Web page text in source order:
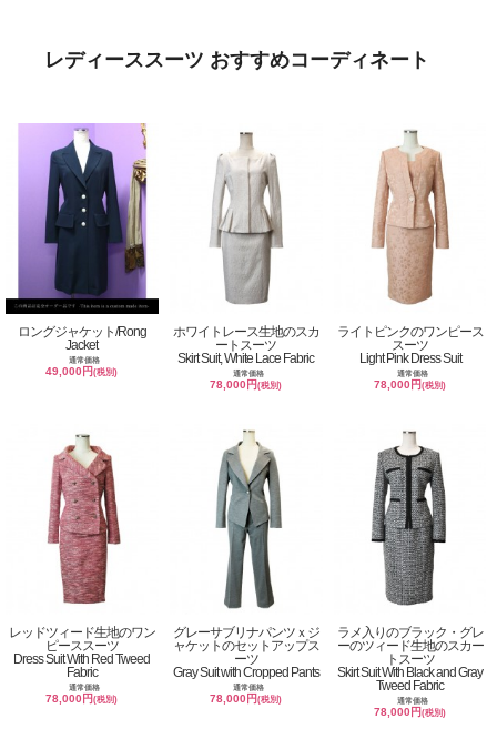
レディーススーツ おすすめコーディネート
ロングジャケット/Rong
Jacket
通常価格
49,000円(税別)
ホワイトレース生地のスカ
ートスーツ
Skirt Suit, White Lace Fabric
通常価格
78,000円(税別)
ライトピンクのワンピース
スーツ
Light Pink Dress Suit
通常価格
78,000円(税別)
レッドツィード生地のワン
ピーススーツ
Dress Suit With Red Tweed
Fabric
通常価格
78,000円(税別)
グレーサブリナパンツｘジ
ャケットのセットアップス
ーツ
Gray Suit with Cropped Pants
通常価格
78,000円(税別)
ラメ入りのブラック・グレ
ーのツィード生地のスカー
トスーツ
Skirt Suit With Black and Gray
Tweed Fabric
通常価格
78,000円(税別)